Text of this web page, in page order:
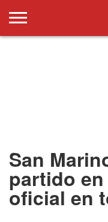
San
partido
oficial en